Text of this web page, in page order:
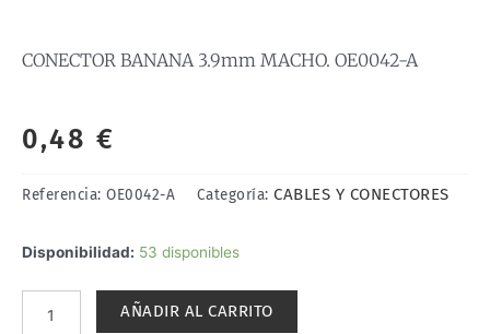
CONECTOR BANANA 3.9mm MACHO. OE0042-A
0,48 €
Referencia: OE0042-A Categoría: CABLES Y CONECTORES
Disponibilidad: 53 disponibles
CONECTOR
MACHO.
AÑADIR AL CARRITO